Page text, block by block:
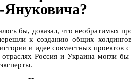
Януковича?
бы, доказал, что необратимых
к созданию общих
и идее совместных проектов
Россия и Украина могли